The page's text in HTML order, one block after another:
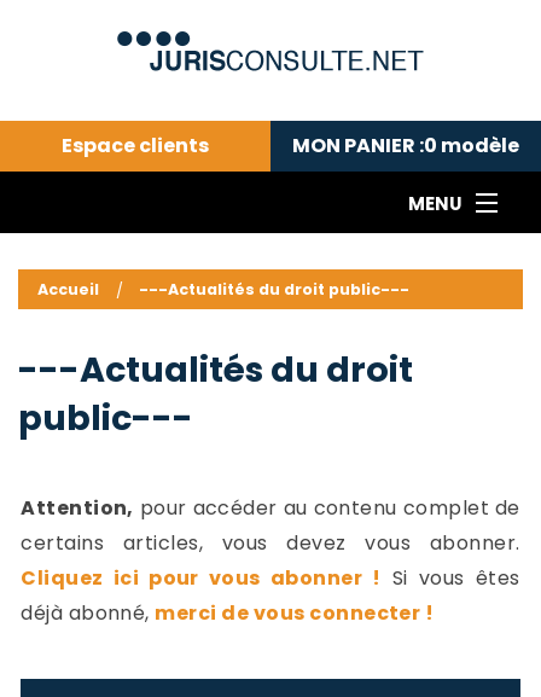
Espace clients MON PANIER :0 modèle
MENU
---Actualités du droit public---
Droit pénal---
Droit privé ---
Abonnement aux actualités
Accueil ---Actualités du droit public---
---Actualités du droit
public---
Attention, pour accéder au contenu complet de
certains articles, vous devez vous abonner.
Cliquez ici pour vous abonner ! Si vous êtes
déjà abonné, merci de vous connecter !